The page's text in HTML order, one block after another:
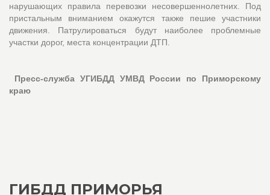
нарушающих правила перевозки несовершеннолетних. Под
пристальным вниманием окажутся также пешие участники
движения. Патрулироваться будут наиболее проблемные
участки дорог, места концентрации ДТП.
Пресс-служба УГИБДД УМВД России по Приморскому
краю
ГИБДД ПРИМОРЬЯ